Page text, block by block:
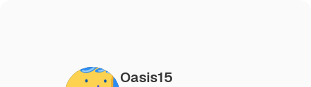
Oasis15